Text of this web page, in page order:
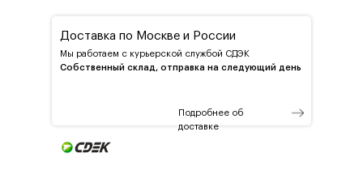
Доставка по Москве и России
Мы работаем с курьерской службой СДЭК
Собственный склад, отправка на следующий день
Подробнее об
доставке